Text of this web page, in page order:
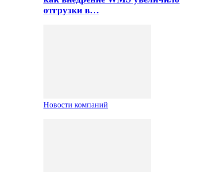
отгрузки в…
Новости компаний